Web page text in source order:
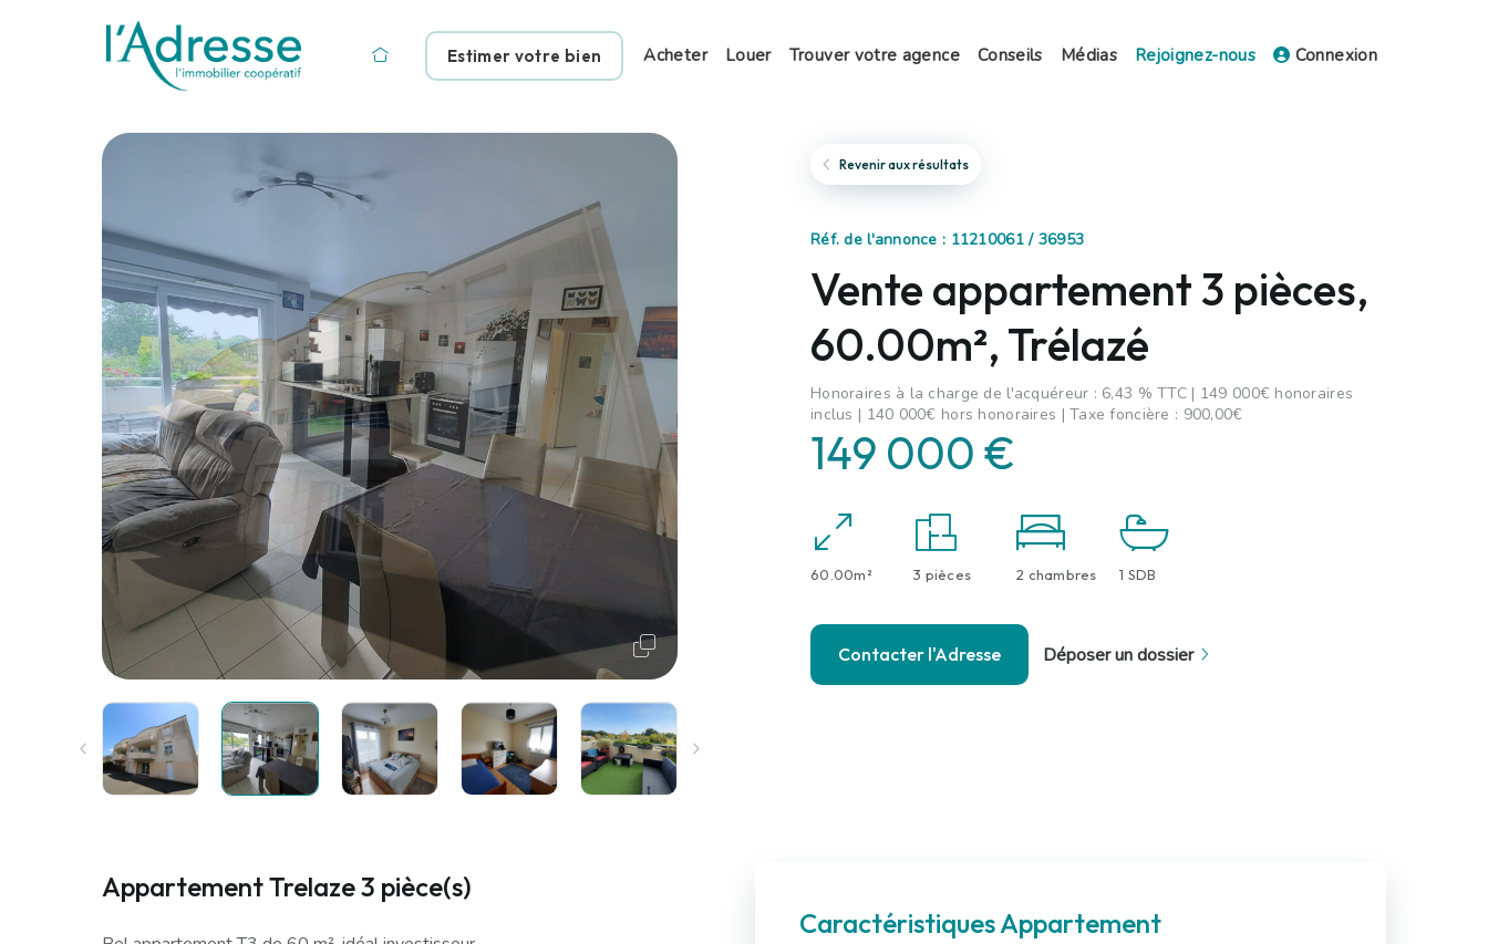
Estimer votre bien Acheter Louer Trouver votre agence Conseils Médias Rejoignez-nous Connexion
Revenir aux résultats
Réf. de l'annonce : 11210061 / 36953
Vente appartement 3 pièces,
60.00m², Trélazé
Honoraires à la charge de l'acquéreur : 6,43 % TTC | 149 000€ honoraires
inclus | 140 000€ hors honoraires | Taxe foncière : 900,00€
149 000 €
60.00m² 3 pièces 2 chambres 1 SDB
Contacter l'Adresse Déposer un dossier
Appartement Trelaze 3 pièce(s)
Caractéristiques Appartement